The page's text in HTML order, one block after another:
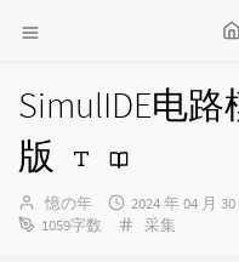
SimulIDE电
版
博
主：
憶の年
发
布
2024 年 04 月 30
1059字数
分
采集